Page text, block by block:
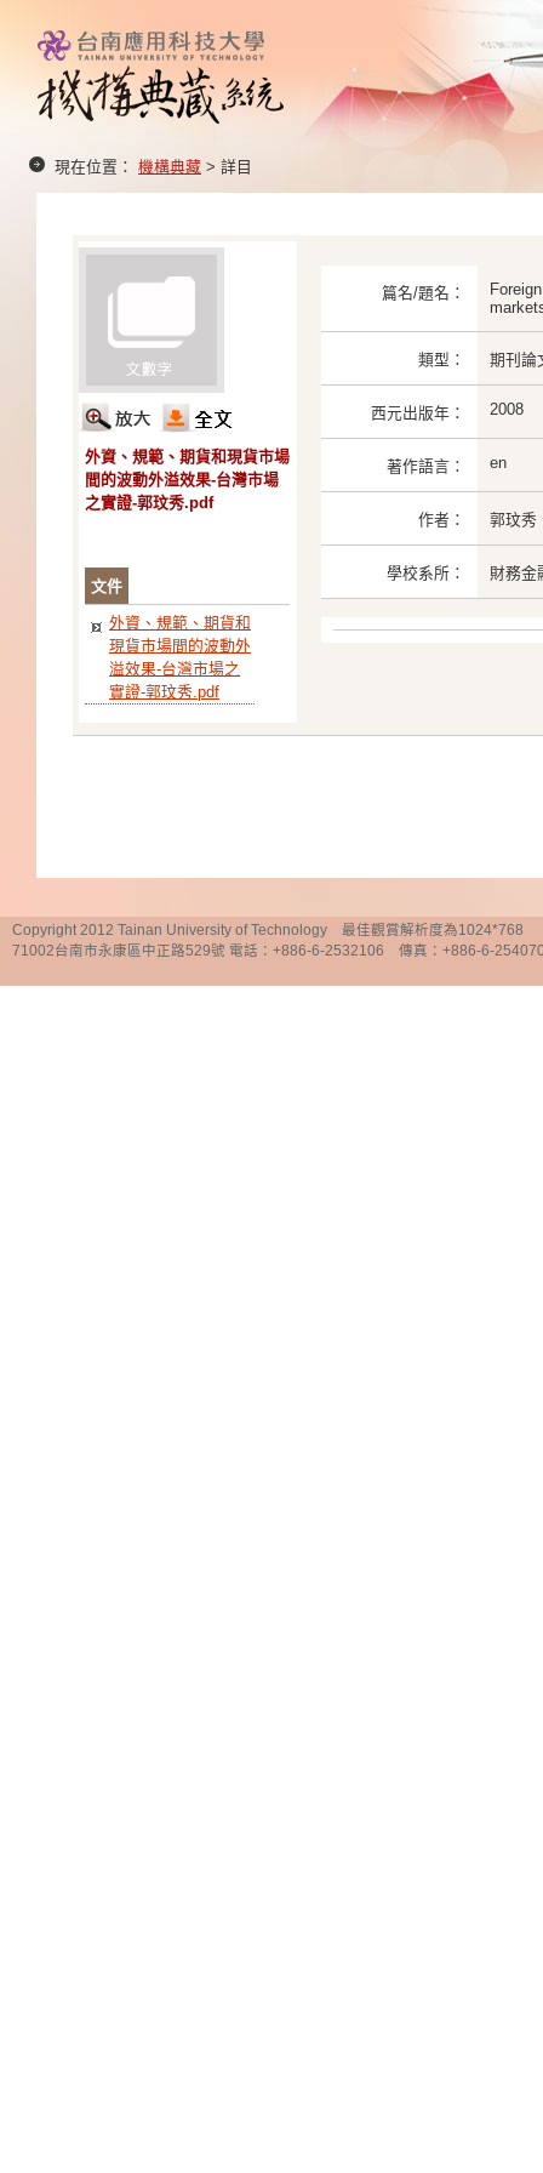
現在位置： 機構典藏 > 詳目
外資、規範、期貨和現貨市場
間的波動外溢效果-台灣市場
之實證-郭玟秀.pdf
文件
外資、規範、期貨和
現貨市場間的波動外
溢效果-台灣市場之
實證-郭玟秀.pdf
篇名/題名：
類型： 期刊論
西元出版年： 2008
著作語言： en
作者： 郭玟秀
學校系所： 財務金
Copyright 2012 Tainan University of Technology 最佳觀賞解析度為1024*768
71002台南市永康區中正路529號 電話：+886-6-2532106 傳真：+886-6-